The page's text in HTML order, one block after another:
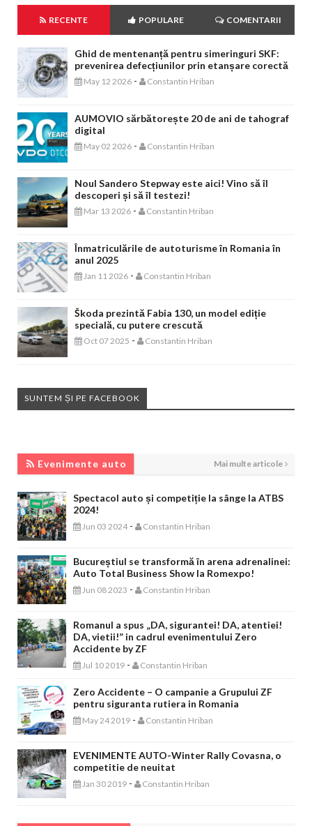
RECENTE POPULARE COMENTARII
Ghid de mentenanță pentru simeringuri SKF:
prevenirea defecțiunilor prin etanșare corectă
May 12 2026 - Constantin Hriban
AUMOVIO sărbătorește 20 de ani de tahograf
digital
May 02 2026 - Constantin Hriban
Noul Sandero Stepway este aici! Vino să îl
descoperi și să îl testezi!
Mar 13 2026 - Constantin Hriban
Înmatriculările de autoturisme în Romania în
anul 2025
Jan 11 2026 - Constantin Hriban
Škoda prezintă Fabia 130, un model ediție
specială, cu putere crescută
Oct 07 2025 - Constantin Hriban
SUNTEM ȘI PE FACEBOOK
Evenimente auto Mai multe articole
Spectacol auto și competiție la sânge la ATBS
2024!
Jun 03 2024 - Constantin Hriban
Bucureștiul se transformă în arena adrenalinei:
Auto Total Business Show la Romexpo!
Jun 08 2023 - Constantin Hriban
Romanul a spus „DA, sigurantei! DA, atentiei!
DA, vietii!” in cadrul evenimentului Zero
Accidente by ZF
Jul 10 2019 - Constantin Hriban
Zero Accidente – O campanie a Grupului ZF
pentru siguranta rutiera in Romania
May 24 2019 - Constantin Hriban
EVENIMENTE AUTO-Winter Rally Covasna, o
competitie de neuitat
Jan 30 2019 - Constantin Hriban